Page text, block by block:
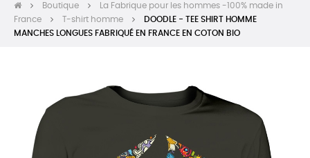
Boutique
La Fabrique pour les hommes -100% made in
France
T-shirt homme
DOODLE - TEE SHIRT HOMME
MANCHES LONGUES FABRIQUÉ EN FRANCE EN COTON BIO